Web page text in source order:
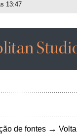
13:47
de fontes →